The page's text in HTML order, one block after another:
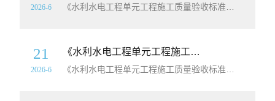
2026-6
21
2026-6
《水利水电工程单元工程施工质量验收标准第5部分：水工金属结构安装工程》（SL/T631.5-2025）【全文附高清